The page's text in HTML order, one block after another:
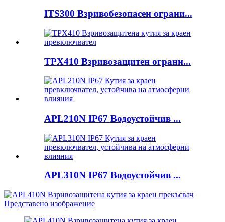
ITS300 Взривобезопасен ограни...
TPX410 Взривозащитен ограни...
APL210N IP67 Водоустойчив ...
APL310N IP67 Водоустойчив ...